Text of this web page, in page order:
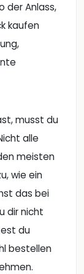
der Anlass,
kaufen
musst du
alle
meisten
wie ein
das bei
dir nicht
du
bestellen